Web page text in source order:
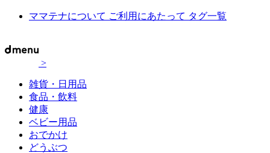
ママテナについて ご利用にあたって タグ一覧
>
雑貨・日用品
食品・飲料
健康
ベビー用品
おでかけ
どうぶつ